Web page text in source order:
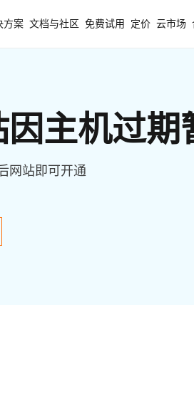
方案 文档与社区 免费试用 定价 云市场
主机过
网站即可开通